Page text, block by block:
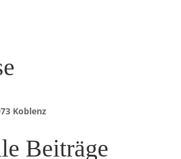
Koblenz
Beiträge